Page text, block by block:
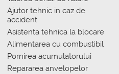
Ajutor tehnic in caz de
accident
Asistenta tehnica la blocare
Alimentarea cu combustibil
Pornirea acumulatorului
Repararea anvelopelor